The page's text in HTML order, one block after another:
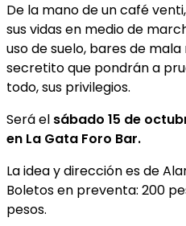
De la mano de un café
sus vidas en medio de
uso de suelo, bares de
secretito que pondrán a
todo, sus privilegios.
Será el sábado 15 de
en La Gata Foro Bar.
La idea y dirección es de
Boletos en preventa: 200
pesos.